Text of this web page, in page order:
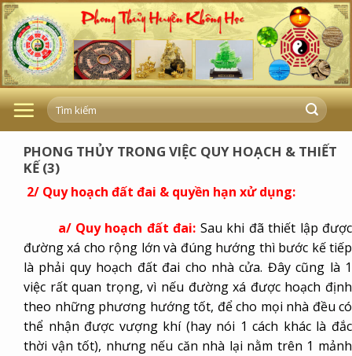
Skip
to
content
PHONG THỦY TRONG VIỆC QUY HOẠCH & THIẾT
KẾ (3)
2/ Quy hoạch đất đai & quyền hạn xử dụng:
a/ Quy hoạch đất đai: Sau khi đã thiết lập được
đường xá cho rộng lớn và đúng hướng thì bước kế tiếp
là phải quy hoạch đất đai cho nhà cửa. Đây cũng là 1
việc rất quan trọng, vì nếu đường xá được hoạch định
theo những phương hướng tốt, để cho mọi nhà đều có
thể nhận được vượng khí (hay nói 1 cách khác là đắc
thời vận tốt), nhưng nếu căn nhà lại nằm trên 1 mảnh